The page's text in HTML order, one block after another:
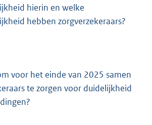
hierin en welke
hebben zorgverzekeraars?
voor het einde van 2025 samen
te zorgen voor duidelijkheid